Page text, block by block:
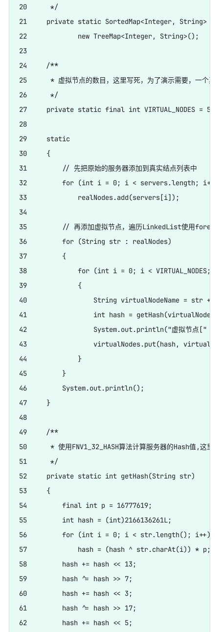
20      */
21     private static SortedMap<Integer, String>
22             new TreeMap<Integer, String>();
23
24     /**
25      * 虚拟节点的数目，这里写死，为了演示需要，一个真
26      */
27     private static final int VIRTUAL_NODES = 5;
28
29     static
30     {
31         // 先把原始的服务器添加到真实结点列表中
32         for (int i = 0; i < servers.length; i++)
33             realNodes.add(servers[i]);
34
35         // 再添加虚拟节点，遍历LinkedList使用foreach
36         for (String str : realNodes)
37         {
38             for (int i = 0; i < VIRTUAL_NODES;
39             {
40                 String virtualNodeName = str +
41                 int hash =
42                 System.out.println("虚拟节点[" +
43                 virtualNodes.put(hash,
44             }
45         }
46         System.out.println();
47     }
48
49     /**
50      * 使用FNV1_32_HASH算法计算服务器的Hash值,这里
51      */
52     private static int getHash(String str)
53     {
54         final int p = 16777619;
55         int hash = (int)2166136261L;
56         for (int i = 0; i < str.length(); i++)
57             hash = (hash ^ str.charAt(i)) * p;
58         hash += hash << 13;
59         hash ^= hash >> 7;
60         hash += hash << 3;
61         hash ^= hash >> 17;
62         hash += hash << 5;